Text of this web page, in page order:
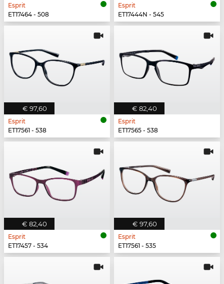
Esprit
ET17464 - 508
Esprit
ET17444N - 545
€ 97,60
Esprit
ET17561 - 538
€ 82,40
Esprit
ET17565 - 538
€ 82,40
Esprit
ET17457 - 534
€ 97,60
Esprit
ET17561 - 535